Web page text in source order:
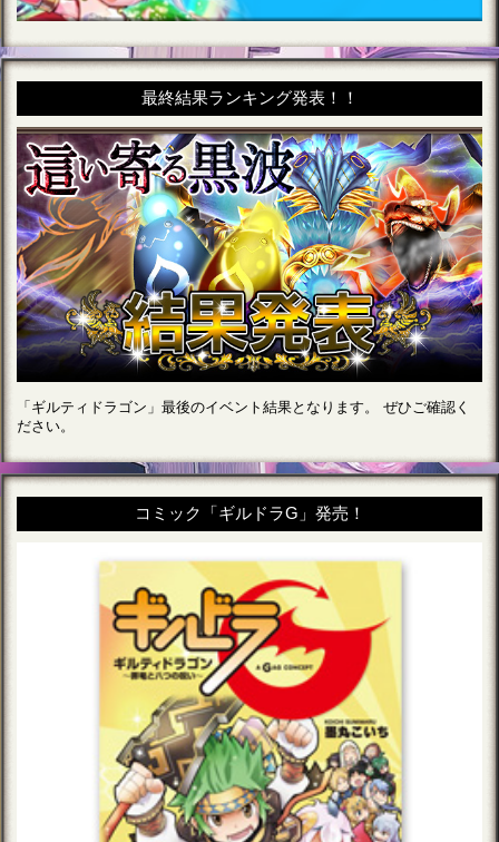
最終結果ランキング発表！！
「ギルティドラゴン」最後のイベント結果となります。 ぜひご確認く
ださい。
コミック「ギルドラG」発売！